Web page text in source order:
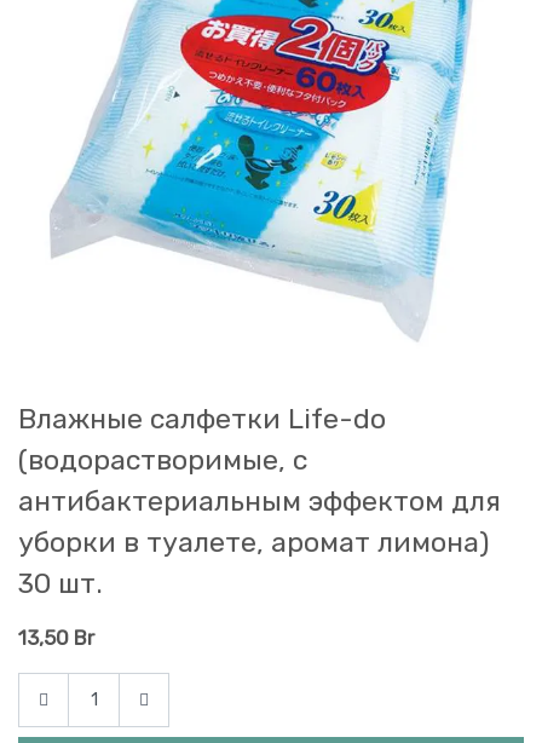
Влажные салфетки Life-do
(водорастворимые, с
антибактериальным эффектом для
уборки в туалете, аромат лимона)
30 шт.
13,50 Br